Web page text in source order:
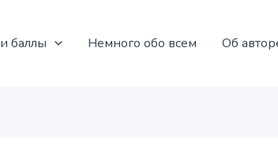
баллы Немного обо всем Об